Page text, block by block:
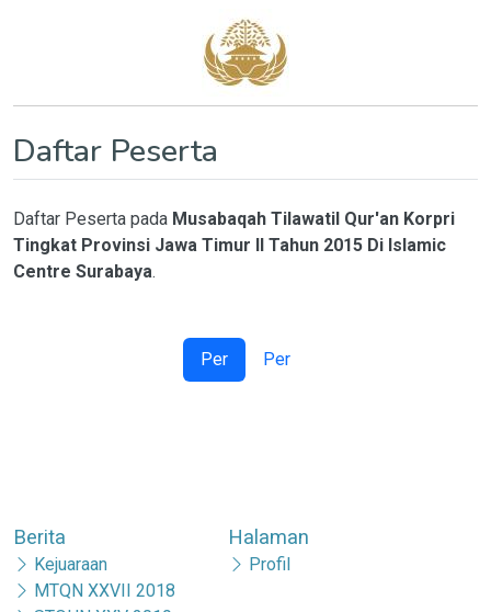
Daftar Peserta
Daftar Peserta pada Musabaqah Tilawatil Qur'an Korpri
Tingkat Provinsi Jawa Timur II Tahun 2015 Di Islamic
Centre Surabaya.
Per Per
Berita
Kejuaraan
MTQN XXVII 2018
Halaman
Profil